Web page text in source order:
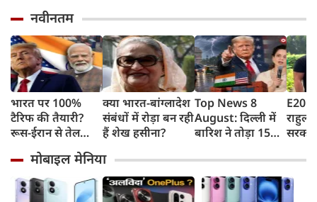
नवीनतम
भारत पर 100%
टैरिफ की तैयारी?
रूस-ईरान से तेल
का बड़ा वार, सीनेट में
बिल पास
क्या भारत-बांग्लादेश
संबंधों में रोड़ा बन रही
हैं शेख हसीना?
Top News 8
August: दिल्ली में
बारिश ने तोड़ा 15
भारत पर 100%
टैरिफ का खतरा;
Gen Z पर कंगना का
E20
राहुल
लोगों
रहीं
मोबाइल मेनिया